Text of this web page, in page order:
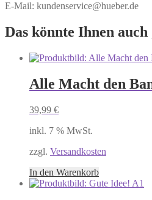
E-Mail: kundenservice@hueber.de
Das könnte Ihnen
Alle Macht den
39,99 €
inkl. 7 % MwSt.
zzgl. Versandkosten
In den Warenkorb